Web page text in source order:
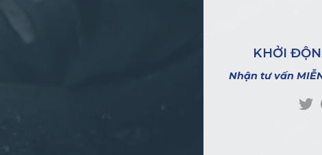
KHỞI
Nhận tư vấn